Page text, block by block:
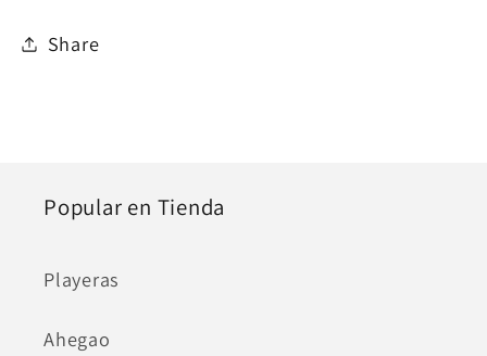
Share
Popular en Tienda
Playeras
Ahegao